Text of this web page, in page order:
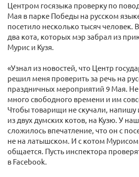
Центром госязыка проверку по
Мая в парке Победы на русском
посетило несколько тысяч человек.
два кота, которых мэр забрал из
Мурис и Кузя.
«Узнал из новостей, что Центр
решил меня проверить за речь на
праздничных мероприятий 9 Мая. Не
много свободного времени и им
Чтобы товарищи не скучали, напишу
из двух думских котов, на Кузю. У
сложилось впечатление, что он с
не на латышском. И с котом
общается. Пусть инспектора
в Facebook.